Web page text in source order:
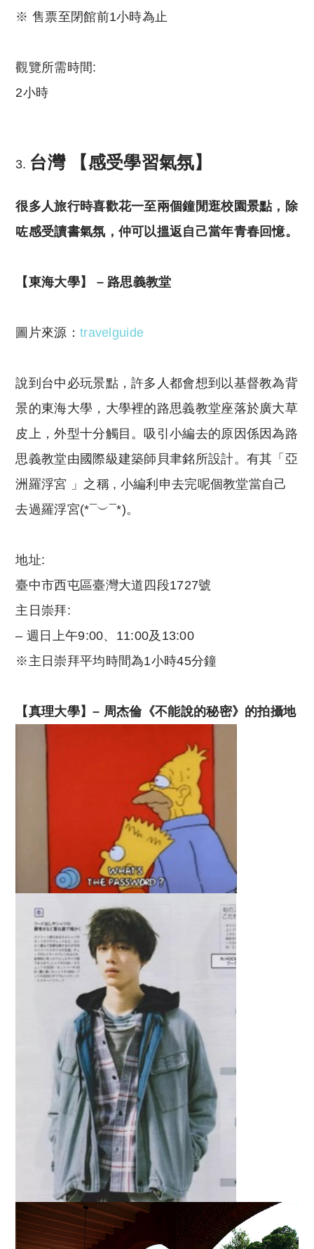
※ 售票至閉館前1小時為止
觀覽所需時間:
2小時
台灣 【感受學習氣氛】
很多人旅行時喜歡花一至兩個鐘閒逛校園景點，除
咗感受讀書氣氛，仲可以搵返自己當年青春回憶。
【東海大學】 – 路思義教堂
圖片來源： travelguide
說到台中必玩景點，許多人都會想到以基督教為背
景的東海大學，大學裡的路思義教堂座落於廣大草
皮上，外型十分觸目。吸引小編去的原因係因為路
思義教堂由國際級建築師貝聿銘所設計。有其「亞
洲羅浮宮 」之稱 , 小編利申去完呢個教堂當自己
去過羅浮宮(*¯︶¯*)。
地址:
臺中市西屯區臺灣大道四段1727號
主日崇拜:
– 週日上午9:00、11:00及13:00
※主日崇拜平均時間為1小時45分鐘
【真理大學】– 周杰倫《不能說的秘密》的拍攝地